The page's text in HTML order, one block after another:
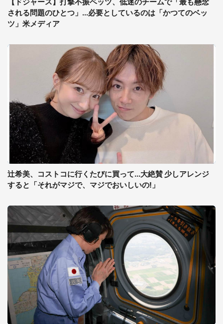
される問題のひとつ」...必要としているのは「かつてのベッ
ツ」米メディア
辻希美、コストコに行くたびに買って...大絶賛 少しアレンジ
すると「それがマジで、マジでおいしいの!」